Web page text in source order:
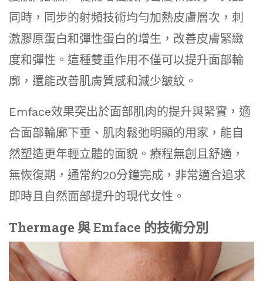
同時，同步的射頻技術均勻加熱皮膚層次，刺
激膠原蛋白和彈性蛋白的增生，改善皮膚緊緻
度和彈性。這種雙重作用不僅可以提升面部輪
廓，還能改善肌膚質感和減少皺紋。
Emface效果突出於面部肌肉的提升與緊實，適
合面部輪廓下垂、肌肉鬆弛明顯的用家，能自
然塑造更年輕立體的面貌。療程無創且舒適，
無恢復期，通常約20分鐘完成，非常適合追求
即時且自然面部提升的現代女性。
Thermage 與 Emface 的技術分別